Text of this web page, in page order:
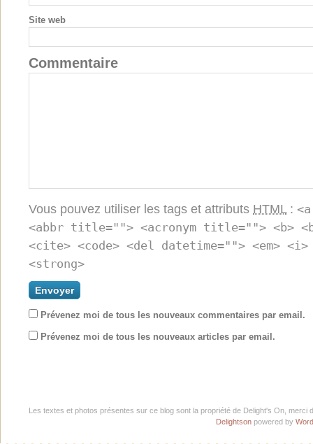
Site web
Commentaire
Vous pouvez utiliser les tags et attributs HTML:
<abbr title=""> <acronym title=""> <b>
<cite> <code> <del datetime=""> <em>
<strong>
Prévenez moi de tous les nouveaux commentaires par email.
Prévenez moi de tous les nouveaux articles par email.
Les textes et photos présentes sur ce blog sont la propriété de Delight's On,
Delightson powered by